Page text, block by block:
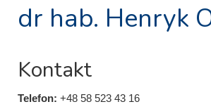
dr hab. Henryk
Kontakt
Telefon: +48 58 523 43 16